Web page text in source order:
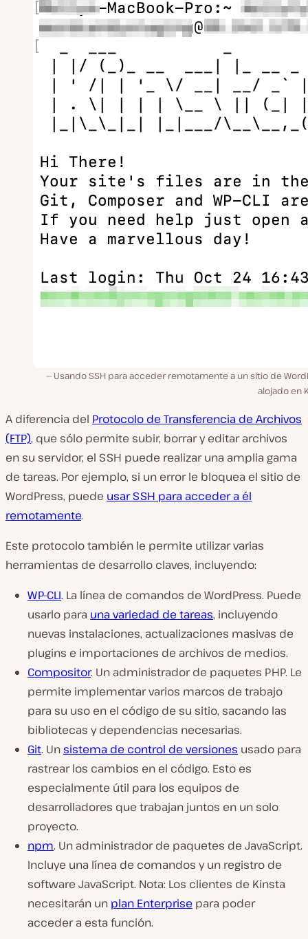
Usando SSH para acceder remotamente a un sitio de
alojado en
A diferencia del Protocolo de Transferencia de Archivos
(FTP), que sólo permite subir, borrar y editar archivos
en su servidor, el SSH puede realizar una amplia gama
de tareas. Por ejemplo, si un error le bloquea el sitio de
WordPress, puede usar SSH para acceder a él
remotamente.
Este protocolo también le permite utilizar varias
herramientas de desarrollo claves, incluyendo:
WP-CLI. La línea de comandos de WordPress. Puede
usarlo para una variedad de tareas, incluyendo
nuevas instalaciones, actualizaciones masivas de
plugins e importaciones de archivos de medios.
Compositor. Un administrador de paquetes PHP. Le
permite implementar varios marcos de trabajo
para su uso en el código de su sitio, sacando las
bibliotecas y dependencias necesarias.
Git. Unsistema de control de versiones usado para
rastrear los cambios en el código. Esto es
especialmente útil para los equipos de
desarrolladores que trabajan juntos en un solo
proyecto.
npm. Un administrador de paquetes de JavaScript.
Incluye una línea de comandos y un registro de
software JavaScript. Nota: Los clientes de Kinsta
necesitarán un plan Enterprise para poder
acceder a esta función.